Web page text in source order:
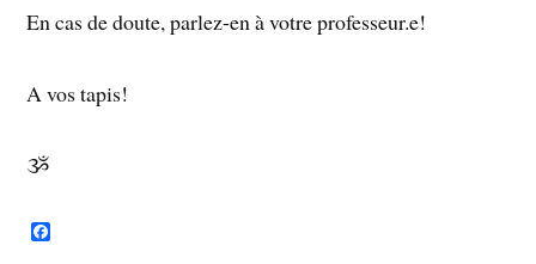
En cas de doute, parlez-en à votre professeur.e!
A vos tapis!
ૐ